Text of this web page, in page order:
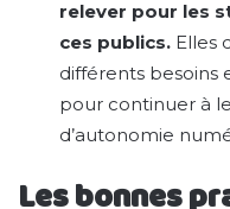
relever pour les
ces publics. Elles
différents besoins
pour continuer à
d’autonomie
Les bonnes